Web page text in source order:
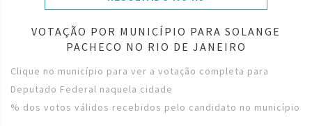
VOTAÇÃO POR MUNICÍPIO PARA SOLANGE
PACHECO NO RIO DE JANEIRO
Clique no município para ver a votação completa para
Deputado Federal naquela cidade
% dos votos válidos recebidos pelo candidato no município